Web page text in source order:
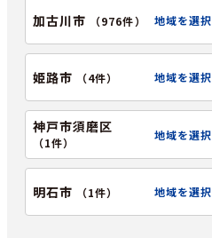
加古川市 （976件） 地域を選択
姫路市 （4件） 地域を選択
神戸市須磨区
（1件）
地域を選択
明石市 （1件） 地域を選択